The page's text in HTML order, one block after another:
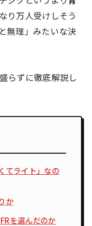
り万人受けしそう
無理」みたいな決
らずに徹底解説し
てライト」なの
か
を選んだのか